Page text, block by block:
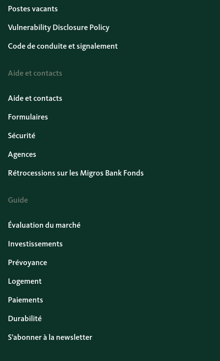
Postes vacants
Vulnerability Disclosure Policy
Code de conduite et signalement
Aide et contacts
Aide et contacts
Formulaires
Sécurité
Agences
Rétrocessions sur les Migros Bank Fonds
Guide
Évaluation du marché
Investissements
Prévoyance
Logement
Paiements
Durabilité
S'abonner à la newsletter